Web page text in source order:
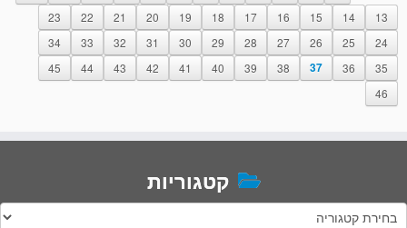
13
14
15
16
17
18
19
20
21
22
23
24
25
26
27
28
29
30
31
32
33
34
35
36
37
38
39
40
41
42
43
44
45
46
קטגוריות
קטגוריות